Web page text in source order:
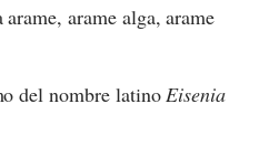
arame alga, arame
del nombre latino Eisenia